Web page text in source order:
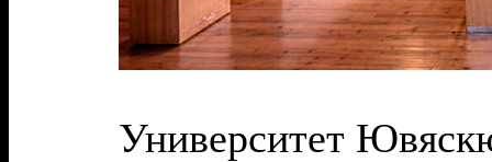
Университет